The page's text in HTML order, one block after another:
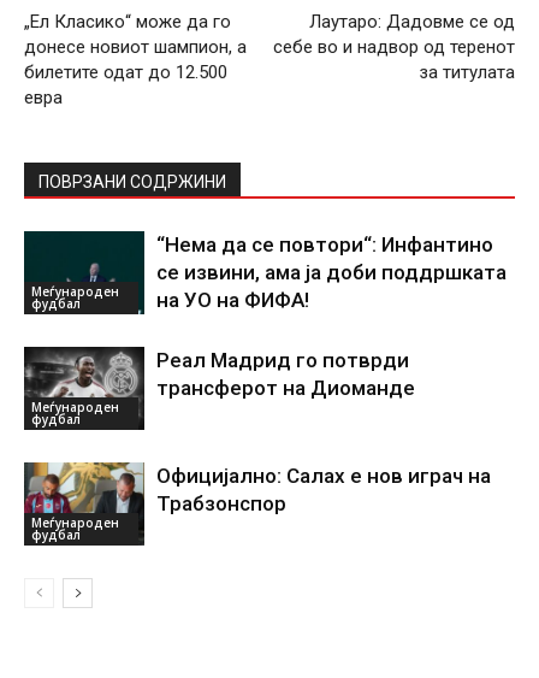
„Ел Класико“ може да го
донесе новиот шампион, а
билетите одат до 12.500
евра
Лаутаро: Дадовме се од
себе во и надвор од теренот
за титулата
ПОВРЗАНИ СОДРЖИНИ
Меѓународен
фудбал
“Нема да се повтори“: Инфантино
се извини, ама ја доби поддршката
на УО на ФИФА!
Меѓународен
фудбал
Реал Мадрид го потврди
трансферот на Диоманде
Меѓународен
фудбал
Официјално: Салах е нов играч на
Трабзонспор